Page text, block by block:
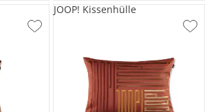
JOOP! Kissenhülle